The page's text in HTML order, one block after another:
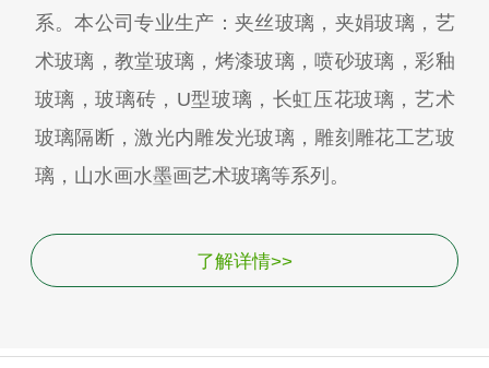
系。本公司专业生产：夹丝玻璃，夹娟玻璃，艺
术玻璃，教堂玻璃，烤漆玻璃，喷砂玻璃，彩釉
玻璃，玻璃砖，U型玻璃，长虹压花玻璃，艺术
玻璃隔断，激光内雕发光玻璃，雕刻雕花工艺玻
璃，山水画水墨画艺术玻璃等系列。
了解详情>>